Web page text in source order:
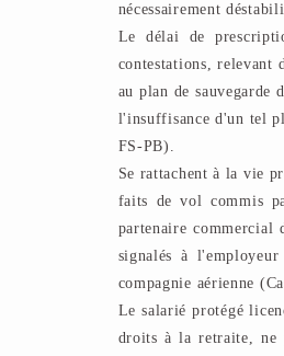
nécessairement
Le délai de
contestations, relevant
au plan de
l'insuffisance d'un tel
FS-PB).
Se rattachent à la vie
faits de vol commis
partenaire commercial
signalés à
compagnie aérienne
Le salarié protégé
droits à la retraite, ne